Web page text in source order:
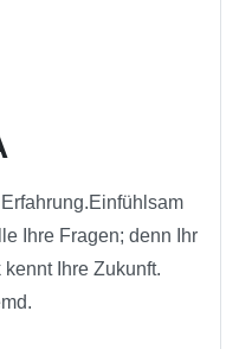
Ihre Fragen; denn Ihr
Ihre Zukunft.